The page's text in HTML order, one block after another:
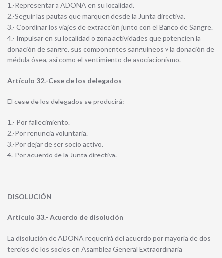
1.-Representar a ADONA en su localidad.
2.-Seguir las pautas que marquen desde la Junta directiva.
3.- Coordinar los viajes de extracción junto con el Banco de Sangre.
4.- Impulsar en su localidad o zona actividades que potencien la
donación de sangre, sus componentes sanguíneos y la donación de
médula ósea, así como el sentimiento de asociacionismo.
Artículo 32.-Cese de los delegados
El cese de los delegados se producirá:
1.- Por fallecimiento.
2.-Por renuncia voluntaria.
3.-Por dejar de ser socio activo.
4.-Por acuerdo de la Junta directiva.
DISOLUCIÓN
Artículo 33.- Acuerdo de disolución
La disolución de ADONA requerirá del acuerdo por mayoría de dos
tercios de los socios en Asamblea General Extraordinaria